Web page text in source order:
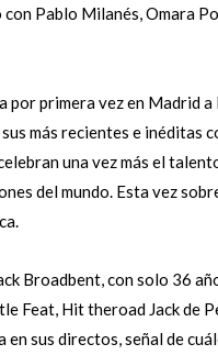
Pablo Milanés, Omara
primera vez en Madrid
más recientes e inéditas
una vez más el
del mundo. Esta vez
Broadbent, con solo 36
Feat, Hit theroad Jack de
sus directos, señal de